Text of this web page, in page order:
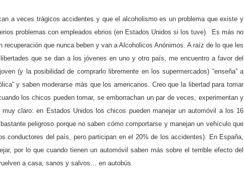
a veces trágicos accidentes y que el alcoholismo es un problema que existe y
problemas con empleados ebrios (en Estados Unidos si los tuve). Es más no
que nunca beben y van a Alcoholicos Anónimos. A raíz de lo que les
que se dan a los jóvenes en uno y otro país, me encuentro a favor del
(y la posibilidad de comprarlo libremente en los supermercados) “enseña” a
y saben moderarse más que los americanos. Creo que la libertad para tomar
los chicos pueden tomar, se emborrachan un par de veces, experimentan y
muy claro: en Estados Unidos los chicos pueden manejar un automóvil a los 16
peligroso porque no saben cómo comportarse y manejan un vehículo que
conductores del país, pero participan en el 20% de los accidentes). En España,
por lo que cuando tienen un automóvil saben más sobre el terrible efecto del
a casa, sanos y salvos… en autobús.